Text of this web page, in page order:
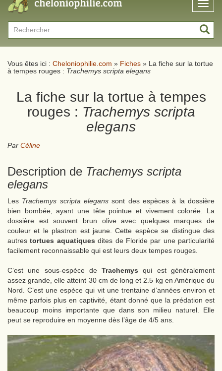
Rechercher :
Vous êtes ici : Cheloniophilie.com » Fiches » La fiche sur la tortue
à tempes rouges : Trachemys scripta elegans
La fiche sur la tortue à tempes
rouges : Trachemys scripta
elegans
Par Céline
Description de Trachemys scripta
elegans
Les Trachemys scripta elegans sont des espèces à la dossière
bien bombée, ayant une tête pointue et vivement colorée. La
dossière est souvent brun olive avec quelques marques de
couleur et le plastron est jaune. Cette espèce se distingue des
autrestortues aquatiques dites de Floride par une particularité
facilement reconnaissable qui est leurs deux tempes rouges.
C’est une sous-espèce deTrachemys qui est généralement
assez grande, elle atteint 30 cm de long et 2.5 kg en Amérique du
Nord. C’est une espèce qui vit une trentaine d’années environ et
même parfois plus en captivité, étant donné que la prédation est
beaucoup moins importante que dans son milieu naturel. Elle
peut se reproduire en moyenne dès l’âge de 4/5 ans.